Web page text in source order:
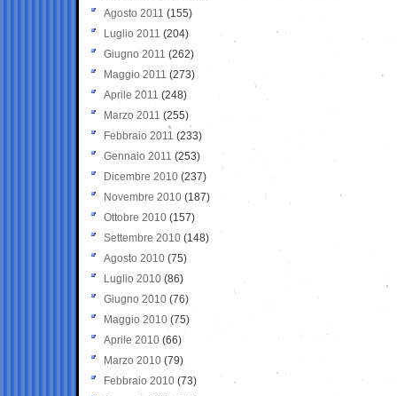
Agosto 2011 (155)
Luglio 2011 (204)
Giugno 2011 (262)
Maggio 2011 (273)
Aprile 2011 (248)
Marzo 2011 (255)
Febbraio 2011 (233)
Gennaio 2011 (253)
Dicembre 2010 (237)
Novembre 2010 (187)
Ottobre 2010 (157)
Settembre 2010 (148)
Agosto 2010 (75)
Luglio 2010 (86)
Giugno 2010 (76)
Maggio 2010 (75)
Aprile 2010 (66)
Marzo 2010 (79)
Febbraio 2010 (73)